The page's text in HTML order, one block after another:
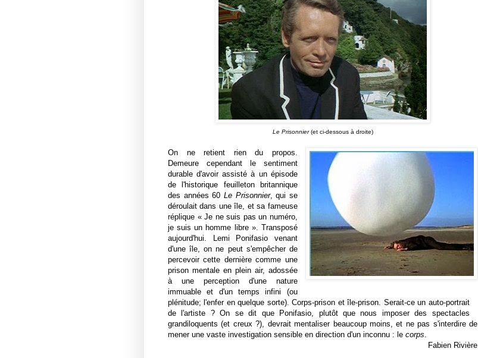
Le Prisonnier(et ci-dessous à droite)
On ne retient rien du propos.
Demeure cependant le sentiment
durable d'avoir assisté à un épisode
de l'historique feuilleton britannique
des années 60 Le Prisonnier, qui se
déroulait dans une île, et sa fameuse
réplique « Je ne suis pas un numéro,
je suis un homme libre ». Transposé
aujourd'hui. Lemi Ponifasio venant
d'une île, on ne peut s'empêcher de
percevoir cette dernière comme une
prison mentale en plein air, adossée
à une perception d'une nature
immuable et d'un temps infini (ou
plénitude; l'enfer en quelque sorte). Corps-prison et île-prison. Serait-ce un auto-portrait
de l'artiste ? On se dit que Ponifasio, plutôt que nous imposer des spectacles
grandiloquents (et creux ?), devrait mentaliser beaucoup moins, et ne pas s'interdire de
mener une vaste investigation sensible en direction d'un inconnu : le corps.
Fabien Rivière